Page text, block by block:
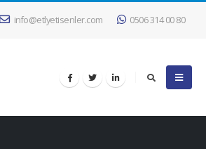
info@etlyetisenler.com 0506 314 00 80